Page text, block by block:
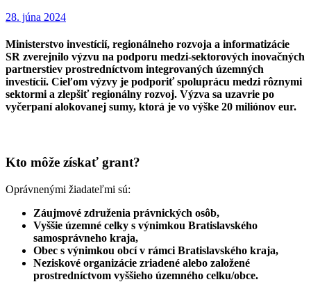
Posted
28. júna 2024
Ministerstvo investícií, regionálneho rozvoja a informatizácie
SR zverejnilo výzvu na podporu medzi-sektorových inovačných
partnerstiev prostredníctvom integrovaných územných
investícií. Cieľom výzvy je podporiť spoluprácu medzi rôznymi
sektormi a zlepšiť regionálny rozvoj. Výzva sa uzavrie po
vyčerpaní alokovanej sumy, ktorá je vo výške 20 miliónov eur.
Kto môže získať grant?
Oprávnenými žiadateľmi sú:
Záujmové združenia právnických osôb,
Vyššie územné celky s výnimkou Bratislavského
samosprávneho kraja,
Obec s výnimkou obcí v rámci Bratislavského kraja,
Neziskové organizácie zriadené alebo založené
prostredníctvom vyššieho územného celku/obce.